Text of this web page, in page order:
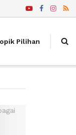
Pilihan